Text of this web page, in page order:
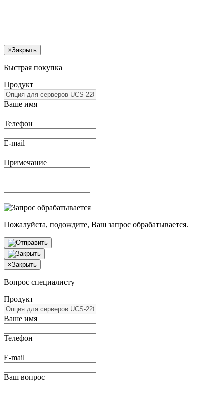
×Закрыть
Быстрая покупка
Продукт
Ваше имя
Телефон
E-mail
Примечание
Пожалуйста, подождите, Ваш запрос обрабатывается.
×Закрыть
Вопрос специалисту
Продукт
Ваше имя
Телефон
E-mail
Ваш вопрос